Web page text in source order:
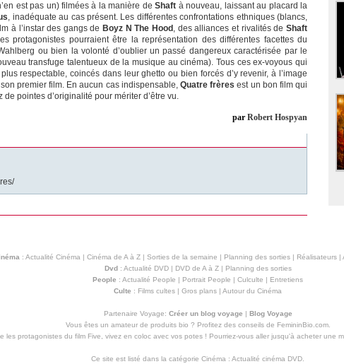
est pas un) filmées à la manière deShaft à nouveau, laissant au placard la
, inadéquate au cas présent. Les différentes confrontations ethniques (blancs,
à l’instar des gangs de Boyz N The Hood , des alliances et rivalités deShaft
protagonistes pourraient être la représentation des différentes facettes du
ou bien la volonté d’oublier un passé dangereux caractérisée par le
transfuge talentueux de la musique au cinéma). Tous ces ex-voyous qui
respectable, coincés dans leur ghetto ou bien forcés d’y revenir, à l’image
premier film. En aucun cas indispensable, Quatre frères est un bon film qui
pointes d’originalité pour mériter d’être vu.
par Robert Hospyan
: Actualité Cinéma | Cinéma de A à Z| Sorties de la semaine | Planning des sorties| Réalisateurs|
Dvd: Actualité DVD| DVD de A à Z| Planning des sorties
People : Actualité People | Portrait People | Culculte | Entretiens
Culte : Films cultes | Gros plans | Autour du Cinéma
Partenaire Voyage: Créer un blog voyage | Blog Voyage
Vous êtes un amateur de produits bio ? Profitez des conseils de FemininBio.com.
les protagonistes du film Five, vivez en coloc avec vos potes ! Pourriez-vous aller jusqu'à acheter une
Ce site est listé dans la catégorie Cinéma : Actualité cinéma DVD